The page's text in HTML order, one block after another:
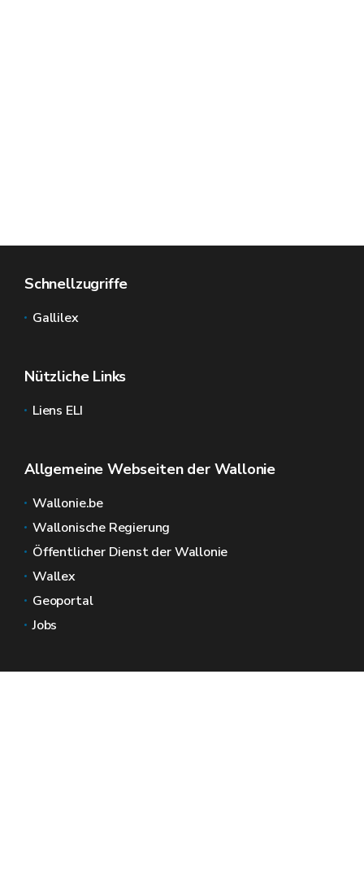
Schnellzugriffe
Gallilex
Nützliche Links
Liens ELI
Allgemeine Webseiten der Wallonie
Wallonie.be
Wallonische Regierung
Öffentlicher Dienst der Wallonie
Wallex
Geoportal
Jobs